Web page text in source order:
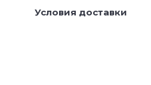
Условия доставки